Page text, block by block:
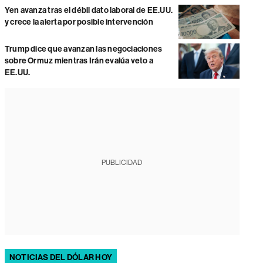
Yen avanza tras el débil dato laboral de EE.UU.
y crece la alerta por posible intervención
Trump dice que avanzan las negociaciones
sobre Ormuz mientras Irán evalúa veto a
EE.UU.
PUBLICIDAD
NOTICIAS DEL DÓLAR HOY